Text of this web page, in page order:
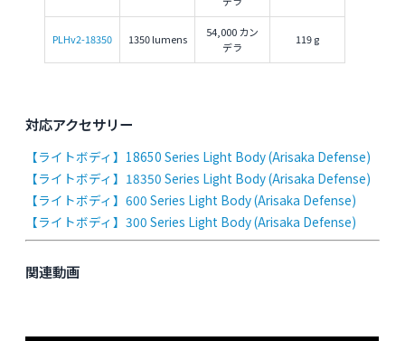
PLHv2-18350 1350 lumens
54,000 カン
デラ
119 g
対応アクセサリー
【ライトボディ】18650 Series Light Body (Arisaka Defense)
【ライトボディ】18350 Series Light Body (Arisaka Defense)
【ライトボディ】600 Series Light Body (Arisaka Defense)
【ライトボディ】300 Series Light Body (Arisaka Defense)
関連動画